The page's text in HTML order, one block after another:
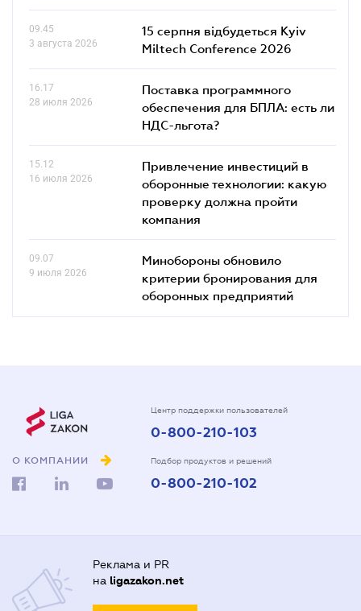
09.45
3 августа 2026
15 серпня відбудеться Kyiv
Miltech Conference 2026
16.17
28 июля 2026
Поставка программного
обеспечения для БПЛА: есть ли
НДС-льгота?
15.12
16 июля 2026
Привлечение инвестиций в
оборонные технологии: какую
проверку должна пройти
компания
09.07
9 июля 2026
Минобороны обновило
критерии бронирования для
оборонных предприятий
О КОМПАНИИ
Центр поддержки пользователей
0-800-210-103
Подбор продуктов и решений
0-800-210-102
Реклама и PR
на ligazakon.net